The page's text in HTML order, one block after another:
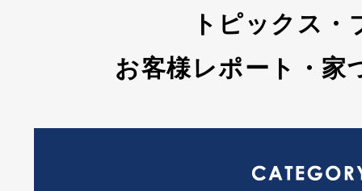
トピックス・
お客様レポート・家